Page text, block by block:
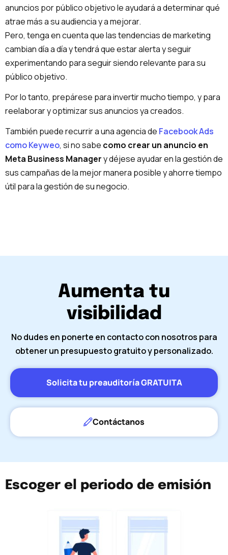
anuncios por público objetivo le ayudará a determinar qué
atrae más a su audiencia y a mejorar.
Pero, tenga en cuenta que las tendencias de marketing
cambian día a día y tendrá que estar alerta y seguir
experimentando para seguir siendo relevante para su
público objetivo.
Por lo tanto, prepárese para invertir mucho tiempo, y para
reelaborar y optimizar sus anuncios ya creados.
También puede recurrir a una agencia de Facebook Ads
como Keyweo, si no sabe como crear un anuncio en
Meta Business Managery déjese ayudar en la gestión de
sus campañas de la mejor manera posible y ahorre tiempo
útil para la gestión de su negocio.
Aumenta tu
visibilidad
No dudes en ponerte en contacto con nosotros para
obtener un presupuesto gratuito y personalizado.
Solicita tu preauditoría GRATUITA
Contáctanos
Escoger el periodo de emisión